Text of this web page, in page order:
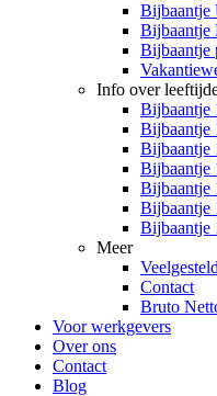
Bijbaantje
Bijbaantje
Bijbaantje
Info over
Bijbaantje
Bijbaantje
Bijbaantje
Bijbaantje
Bijbaantje
Bijbaantje
Bijbaantje
Meer
Contact
Bruto
Voor werkgevers
Over ons
Contact
Blog